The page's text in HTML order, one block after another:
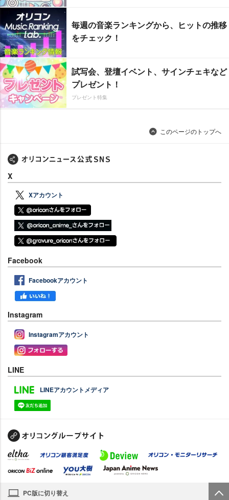
毎週の音楽ランキングから、ヒットの推移
をチェック！
試写会、登壇イベント、サインチェキなど
プレゼント！
プレゼント特集
このページのトップへ
X
Xアカウント
Facebook
Facebookアカウント
Instagram
Instagramアカウント
LINE
LINEアカウントメディア
PC版に切り替え